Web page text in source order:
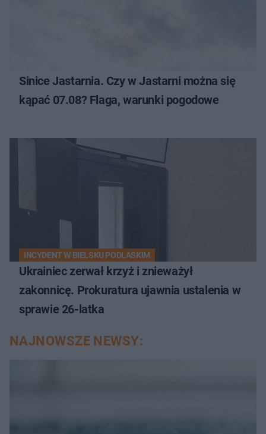
Sinice Jastarnia. Czy w Jastarni można się
kąpać 07.08? Flaga, warunki pogodowe
INCYDENT W BIELSKU PODLASKIM
Ukrainiec zerwał krzyż i znieważył
zakonnicę. Prokuratura ujawnia ustalenia w
sprawie 26-latka
NAJNOWSZE NEWSY: